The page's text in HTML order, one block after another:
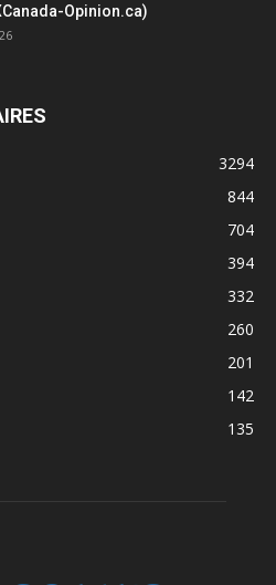
Opinion.ca)
3294
844
704
394
332
260
201
142
135